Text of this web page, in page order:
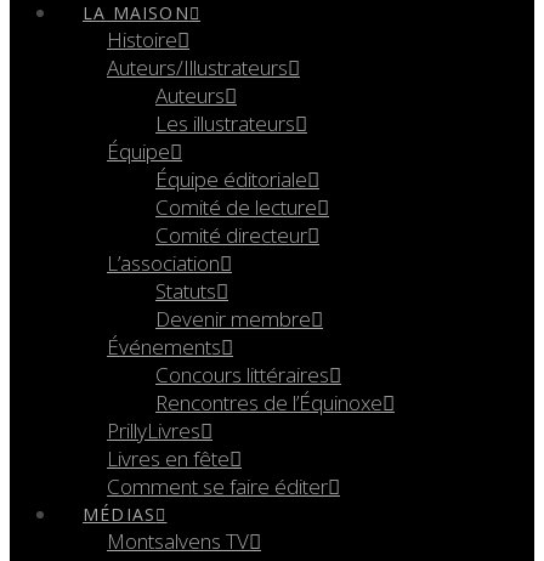
LA MAISON
Histoire
Auteurs/Illustrateurs
Auteurs
Les illustrateurs
Équipe
Équipe éditoriale
Comité de lecture
Comité directeur
L’association
Statuts
Devenir membre
Événements
Concours littéraires
Rencontres de l’Équinoxe
PrillyLivres
Livres en fête
Comment se faire éditer
MÉDIAS
Montsalvens TV